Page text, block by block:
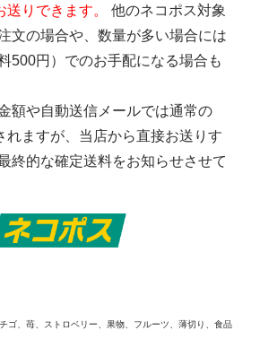
りできます。
他のネコポス対象
文の場合や、数量が多い場合には
500円）でのお手配になる場合も
額や自動送信メールでは通常の
れますが、当店から直接お送りす
終的な確定送料をお知らせさせて
ゴ、苺、ストロベリー、果物、フルーツ、薄切り、食品